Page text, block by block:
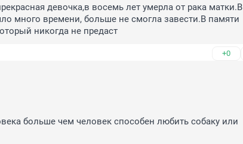
девочка,в восемь лет умерла от рака матки.В
много времени, больше не смогла завести.В памяти
никогда не предаст
+0
больше чем человек способен любить собаку или